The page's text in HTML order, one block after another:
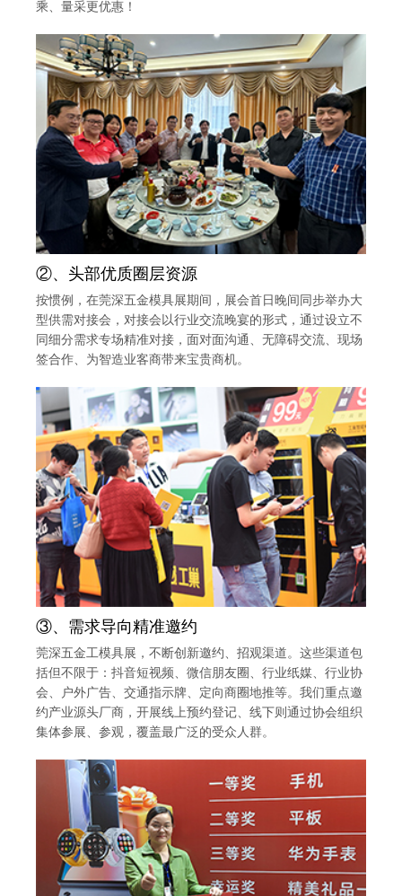
乘、量采更优惠！
②、头部优质圈层资源
按惯例，在莞深五金模具展期间，展会首日晚间同步举办大
型供需对接会，对接会以行业交流晚宴的形式，通过设立不
同细分需求专场精准对接，面对面沟通、无障碍交流、现场
签合作、为智造业客商带来宝贵商机。
③、需求导向精准邀约
莞深五金工模具展，不断创新邀约、招观渠道。这些渠道包
括但不限于：抖音短视频、微信朋友圈、行业纸媒、行业协
会、户外广告、交通指示牌、定向商圈地推等。我们重点邀
约产业源头厂商，开展线上预约登记、线下则通过协会组织
集体参展、参观，覆盖最广泛的受众人群。